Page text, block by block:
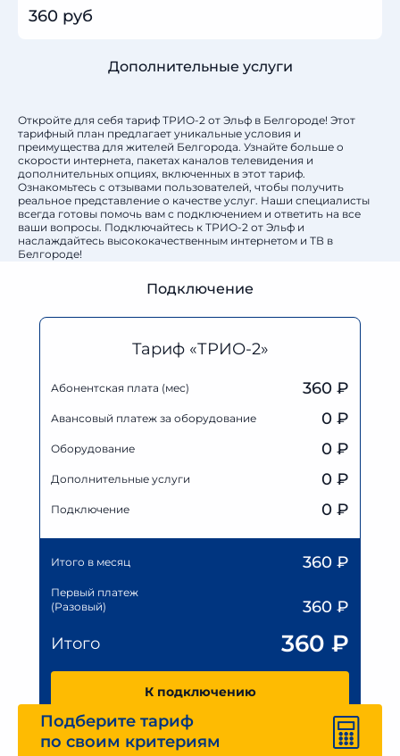
360 руб
Дополнительные услуги
Откройте для себя тариф ТРИО-2 от Эльф в Белгороде! Этот
тарифный план предлагает уникальные условия и
преимущества для жителей Белгорода. Узнайте больше о
скорости интернета, пакетах каналов телевидения и
дополнительных опциях, включенных в этот тариф.
Ознакомьтесь с отзывами пользователей, чтобы получить
реальное представление о качестве услуг. Наши специалисты
всегда готовы помочь вам с подключением и ответить на все
ваши вопросы. Подключайтесь к ТРИО-2 от Эльф и
наслаждайтесь высококачественным интернетом и ТВ в
Белгороде!
Подключение
Тариф «ТРИО-2»
Абонентская плата (мес) 360 ₽
Авансовый платеж за оборудование 0 ₽
Оборудование 0 ₽
Дополнительные услуги 0 ₽
Подключение 0 ₽
Итого в месяц 360 ₽
Первый платеж
(Разовый)
360 ₽
Итого
360 ₽
К подключению
Подберите тариф
по своим критериям